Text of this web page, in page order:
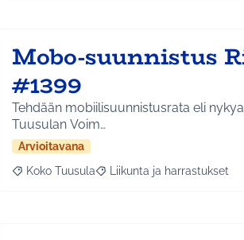
Mobo-suunnistus
#1399
Tehdään mobiilisuunnistusrata eli
Tuusulan Voim…
Arvioitavana
Rajaa tulokset aihepiirin mukaan: Koko
Koko Tuusula Rajaa tulokset teeman
Liikunta ja harrastukset